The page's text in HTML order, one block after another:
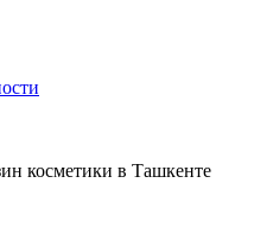
косметики в Ташкенте